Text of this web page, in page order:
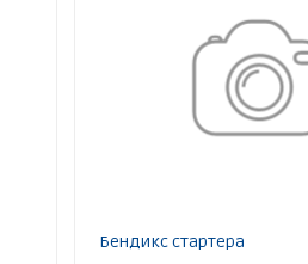
Бендикс стартера